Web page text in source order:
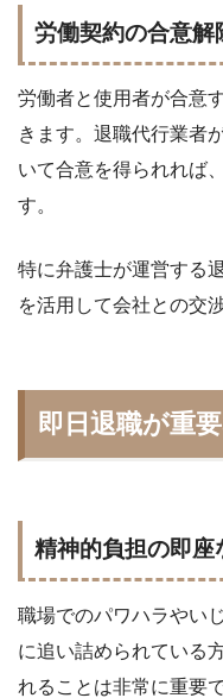
労働契約の合意解
労働者と使用者が合意
きます。退職代行業者
いて合意を得られれば
す。
特に弁護士が運営する
を活用して会社との交
即日退職が重
精神的負担の即座
職場でのパワハラやい
に追い詰められている
れることは非常に重要